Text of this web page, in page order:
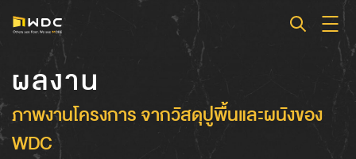
ผลงาน
ภาพงานโครงการ จากวัสดุปูพื้นและผนังของ
WDC